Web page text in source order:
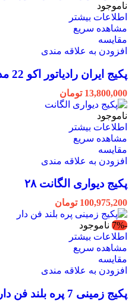
ناموجود
اطلاعات بیشتر
مشاهده سریع
مقایسه
افزودن به علاقه مندی
پکیج ایران رادیاتور اکو 22 مدل ECO22FF
13,800,000 تومان
ناموجود
اطلاعات بیشتر
مشاهده سریع
مقایسه
افزودن به علاقه مندی
پکیج دیواری الگانت ۲۸
100,975,200 تومان
-7%
ناموجود
اطلاعات بیشتر
مشاهده سریع
مقایسه
افزودن به علاقه مندی
پکیج زمینی 7 پره بلند فن دار